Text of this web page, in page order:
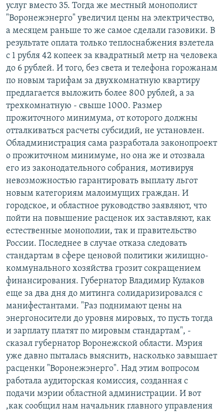
услуг вместо 35. Тогда же местный монополист
"Воронежэнерго" увеличил цены на электричество,
а месяцем раньше то же самое сделали газовики. В
результате оплата только теплоснабжения взлетела
с 1 рубля 42 копеек за квадратный метр на человека
до 6 рублей. И того, без света и телефона горожанам
по новым тарифам за двухкомнатную квартиру
предлагается выложить более 800 рублей, а за
трехкомнатную - свыше 1000. Размер
прожиточного минимума, от которого должны
отталкиваться расчеты субсидий, не установлен.
Обладминистрация сама разработала законопроект
о прожиточном минимуме, но она же и отозвала
его из законодательного собрания, мотивируя
невозможностью гарантировать выплату льгот
новым категориям малоимущих граждан. И
городское, и областное руководство заявляют, что
пойти на повышение расценок их заставляют, как
естественные монополии, так и правительство
России. Последнее в случае отказа следовать
стандартам в сфере ценовой политики жилищно-
коммунального хозяйства грозит сокращением
финансирования. Губернатор Владимир Кулаков
еще за два дня до митинга солидаризировался с
манифестантами. "Раз поднимают цены на
энергоносители до уровня мировых, то пусть тогда
и зарплату платят по мировым стандартам", -
сказал губернатор Воронежской области. Мэрия
уже давно пыталась выяснить, насколько завышает
расценки "Воронежэнерго". Над этим вопросом
работала аудиторская комиссия, созданная с
подачи мэрии областной администрации. И вот
,как сообщил нам начальник главного управления